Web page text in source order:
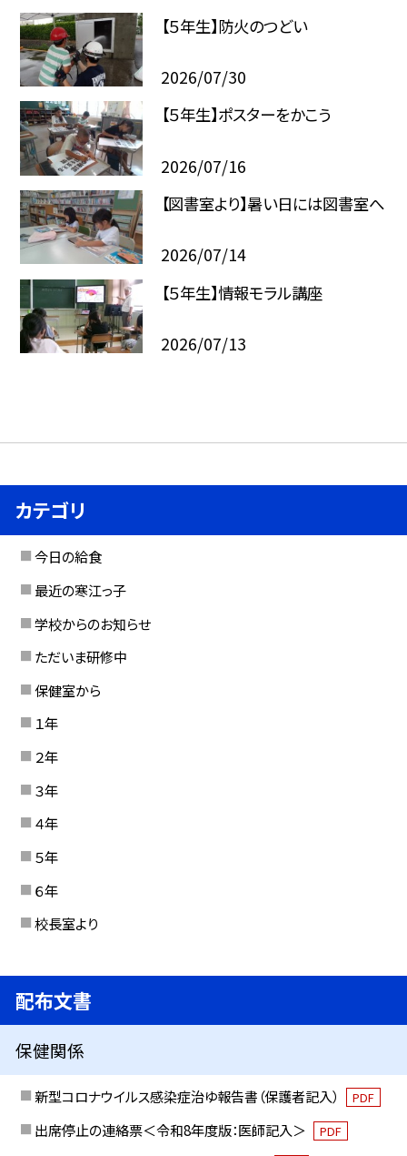
【５年生】防火のつどい
2026/07/30
【５年生】ポスターをかこう
2026/07/16
【図書室より】暑い日には図書室へ
2026/07/14
【５年生】情報モラル講座
2026/07/13
カテゴリ
今日の給食
最近の寒江っ子
学校からのお知らせ
ただいま研修中
保健室から
１年
２年
３年
４年
５年
６年
校長室より
配布文書
保健関係
新型コロナウイルス感染症治ゆ報告書（保護者記入） PDF
出席停止の連絡票＜令和8年度版：医師記入＞ PDF